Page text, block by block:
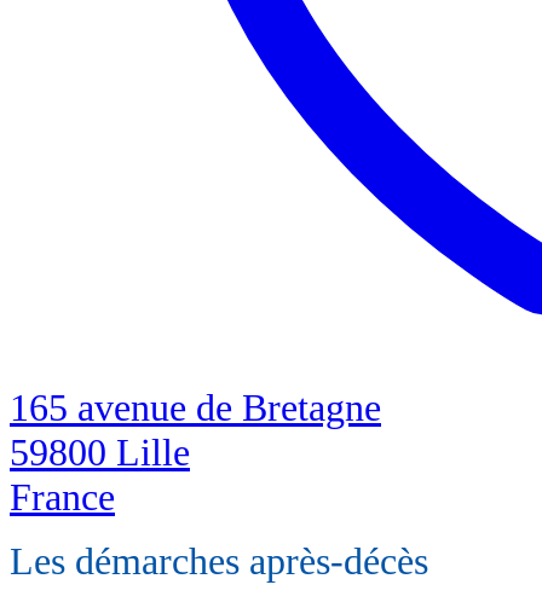
165 avenue de Bretagne
59800 Lille
France
Les démarches après-décès